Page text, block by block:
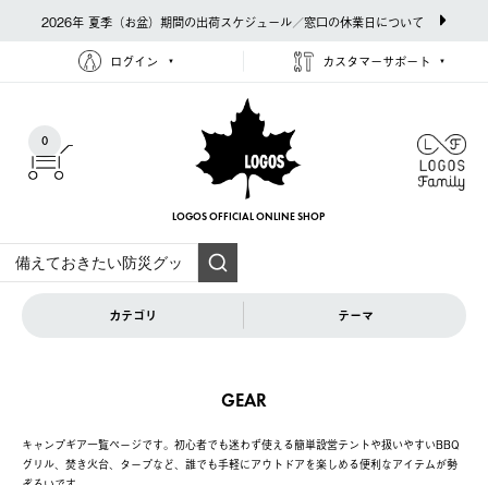
2026年 夏季（お盆）期間の出荷スケジュール／窓口の休業日について
ログイン カスタマーサポート
0
LOGOS OFFICIAL ONLINE SHOP
カテゴリ テーマ
GEAR
キャンプギア一覧ページです。初心者でも迷わず使える簡単設営テントや扱いやすいBBQ
グリル、焚き火台、タープなど、誰でも手軽にアウトドアを楽しめる便利なアイテムが勢